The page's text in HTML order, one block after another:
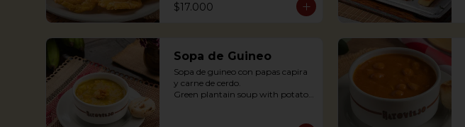
$17.000
Sopa de Guineo
Sopa de guineo con papas capira
y carne de cerdo.
Green plantain soup with potato